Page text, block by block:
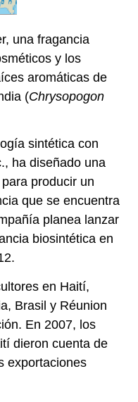
una fragancia
y los
aromáticas de
(Chrysopogon
sintética con
ha diseñado una
producir un
que se encuentra
planea lanzar
biosintética en
en Haití,
Brasil y Réunion
En 2007, los
dieron cuenta de
exportaciones